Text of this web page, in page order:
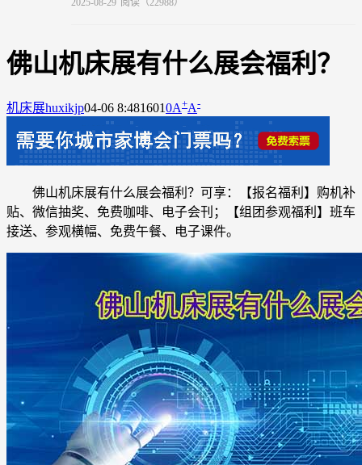
2025-08-29 阅读（22988）
佛山机床展有什么展会福利？
机床展huxikjp04-06 8:4816010A+A-
佛山机床展有什么展会福利？可享：【报名福利】购机补
贴、微信抽奖、免费咖啡、电子会刊；【组团参观福利】班车
接送、参观横幅、免费午餐、电子课件。